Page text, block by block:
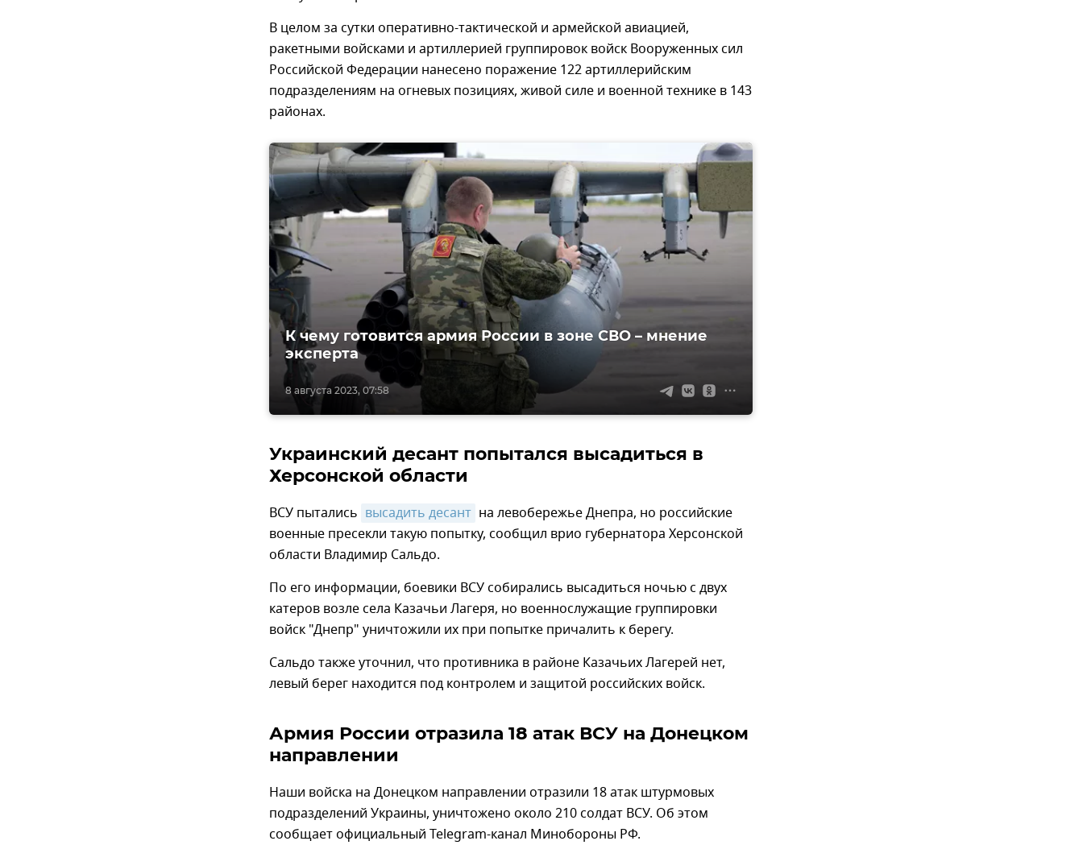
В целом за сутки оперативно-тактической и армейской авиацией,
ракетными войсками и артиллерией группировок войск Вооруженных сил
Российской Федерации нанесено поражение 122 артиллерийским
подразделениям на огневых позициях, живой силе и военной технике в 143
районах.
8 августа 2023, 07:58
К чему готовится армия России в зоне СВО – мнение
эксперта
Украинский десант попытался высадиться в
Херсонской области
ВСУ пытались высадить десант на левобережье Днепра, но российские
военные пресекли такую попытку, сообщил врио губернатора Херсонской
области Владимир Сальдо.
По его информации, боевики ВСУ собирались высадиться ночью с двух
катеров возле села Казачьи Лагеря, но военнослужащие группировки
войск "Днепр" уничтожили их при попытке причалить к берегу.
Сальдо также уточнил, что противника в районе Казачьих Лагерей нет,
левый берег находится под контролем и защитой российских войск.
Армия России отразила 18 атак ВСУ на Донецком
направлении
Наши войска на Донецком направлении отразили 18 атак штурмовых
подразделений Украины, уничтожено около 210 солдат ВСУ. Об этом
сообщает официальный Telegram-канал Минобороны РФ.